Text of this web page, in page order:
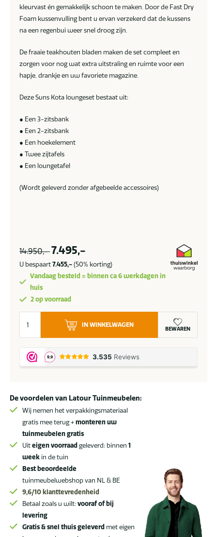
kleurvast én gemakkelijk schoon te maken. Door de Fast Dry
Foam kussenvulling bent u ervan verzekerd dat de kussens
na een regenbui weer snel droog zijn.
De fraaie teakhouten bladen maken de set compleet en
zorgen voor nog wat extra uitstraling en ruimte voor een
hapje, drankje en uw favoriete magazine.
Deze Suns Kota loungeset bestaat uit:
● Een 3-zitsbank
● Een 2-zitsbank
● Een hoekelement
● Twee zijtafels
● Een loungetafel
(Wordt geleverd zonder afgebeelde accessoires)
14.950,- 7.495,-
U bespaart7.455,-(50% korting)
Vandaag besteld = binnen ca 6 werkdagen in
huis
2 op voorraad
Kota
loungeset
rechts
light
aantal
IN WINKELWAGEN
BEWAREN
De voordelen van Latour Tuinmeubelen:
Wij nemen het verpakkingsmateriaal
gratis mee terug +monteren uw
tuinmeubelen gratis
Uiteigen voorraad geleverd: binnen 1
week in de tuin
Best beoordeelde
tuinmeubelwebshop van NL & BE
9,6/10 klanttevredenheid
Betaal zoals u wilt: vooraf of bij
levering
Gratis & snel thuis geleverd met eigen